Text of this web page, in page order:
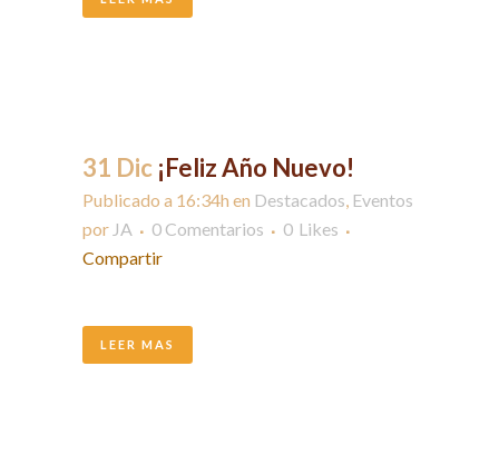
31 Dic ¡Feliz Año Nuevo!
Publicado a 16:34h en Destacados, Eventos
por JA 0 Comentarios 0 Likes
Compartir
LEER MAS